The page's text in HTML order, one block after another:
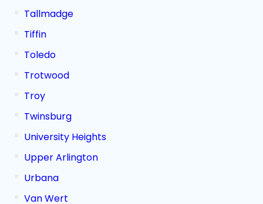
Tallmadge
Tiffin
Toledo
Trotwood
Troy
Twinsburg
University Heights
Upper Arlington
Urbana
Van Wert